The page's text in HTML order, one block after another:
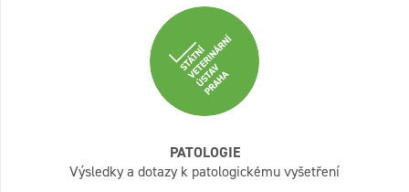
PATOLOGIE
Výsledky a dotazy k patologickému vyšetření